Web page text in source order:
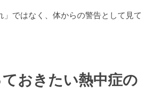
ではなく、体からの警告として見て
おきたい熱中症の